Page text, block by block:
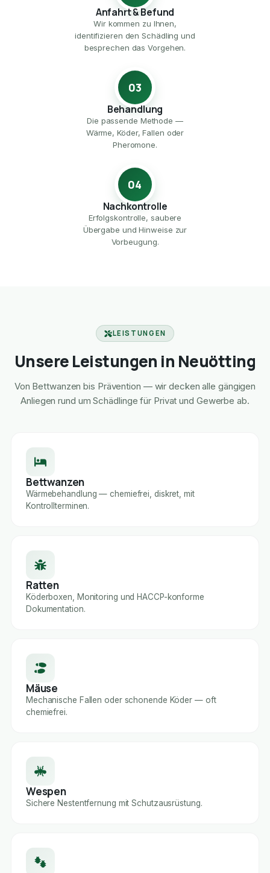
Anfahrt & Befund
Wir kommen zu Ihnen,
identifizieren den Schädling und
besprechen das Vorgehen.
03
Behandlung
Die passende Methode —
Wärme, Köder, Fallen oder
Pheromone.
04
Nachkontrolle
Erfolgskontrolle, saubere
Übergabe und Hinweise zur
Vorbeugung.
LEISTUNGEN
Unsere Leistungen in Neuötting
Von Bettwanzen bis Prävention — wir decken alle gängigen
Anliegen rund um Schädlinge für Privat und Gewerbe ab.
Bettwanzen
Wärmebehandlung — chemiefrei, diskret, mit
Kontrollterminen.
Ratten
Köderboxen, Monitoring und HACCP-konforme
Dokumentation.
Mäuse
Mechanische Fallen oder schonende Köder — oft
chemiefrei.
Wespen
Sichere Nestentfernung mit Schutzausrüstung.